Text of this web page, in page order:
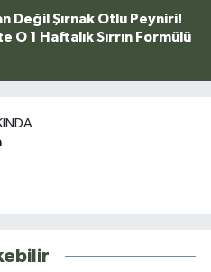
Değil Şırnak Otlu Peyniri!
O 1 Haftalık Sırrın Formülü